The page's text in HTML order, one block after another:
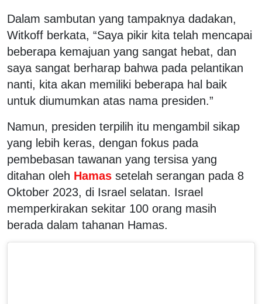
Dalam sambutan yang tampaknya dadakan,
Witkoff berkata, “Saya pikir kita telah mencapai
beberapa kemajuan yang sangat hebat, dan
saya sangat berharap bahwa pada pelantikan
nanti, kita akan memiliki beberapa hal baik
untuk diumumkan atas nama presiden.”
Namun, presiden terpilih itu mengambil sikap
yang lebih keras, dengan fokus pada
pembebasan tawanan yang tersisa yang
ditahan oleh Hamas setelah serangan pada 8
Oktober 2023, di Israel selatan. Israel
memperkirakan sekitar 100 orang masih
berada dalam tahanan Hamas.